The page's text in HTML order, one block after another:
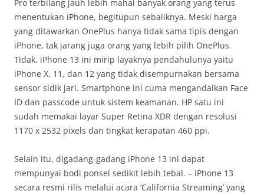
Pro terbilang jauh lebih mahal banyak orang yang terus
menentukan iPhone, begitupun sebaliknya. Meski harga
yang ditawarkan OnePlus hanya tidak sama tipis dengan
iPhone, tak jarang juga orang yang lebih pilih OnePlus.
Tidak, iPhone 13 ini mirip layaknya pendahulunya yaitu
iPhone X, 11, dan 12 yang tidak disempurnakan bersama
sensor sidik jari. Smartphone ini cuma mengandalkan Face
ID dan passcode untuk sistem keamanan. HP satu ini
sudah memakai layar Super Retina XDR dengan resolusi
1170 x 2532 pixels dan tingkat kerapatan 460 ppi.
Selain itu, digadang-gadang iPhone 13 ini dapat
mempunyai bodi ponsel sedikit lebih tebal. – iPhone 13
secara resmi rilis melalui acara ‘California Streaming’ yang